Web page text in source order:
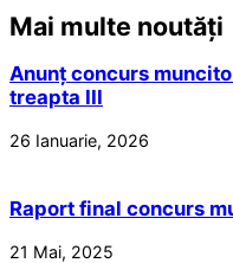
Mai multe noutăți
Anunț concurs
treapta III
26 Ianuarie, 2026
Raport final concurs
21 Mai, 2025